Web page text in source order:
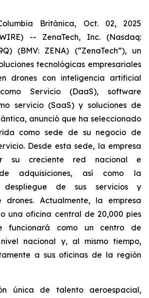
Británica, Oct. 02, 2025
-- ZenaTech, Inc. (Nasdaq:
(BMV: ZENA) (“ZenaTech”), un
tecnológicas empresariales
drones con inteligencia artificial
Servicio (DaaS), software
servicio (SaaS) y soluciones de
anunció que ha seleccionado
como sede de su negocio de
Desde esta sede, la empresa
su creciente red nacional e
adquisiciones, así como la
de sus servicios y
drones. Actualmente, la empresa
una oficina central de 20,000 pies
funcionará como un centro de
nacional y, al mismo tiempo,
a sus oficinas de la región
única de talento aeroespacial,